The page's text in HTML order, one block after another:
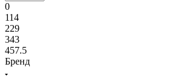
0
114
229
343
457.5
Бренд